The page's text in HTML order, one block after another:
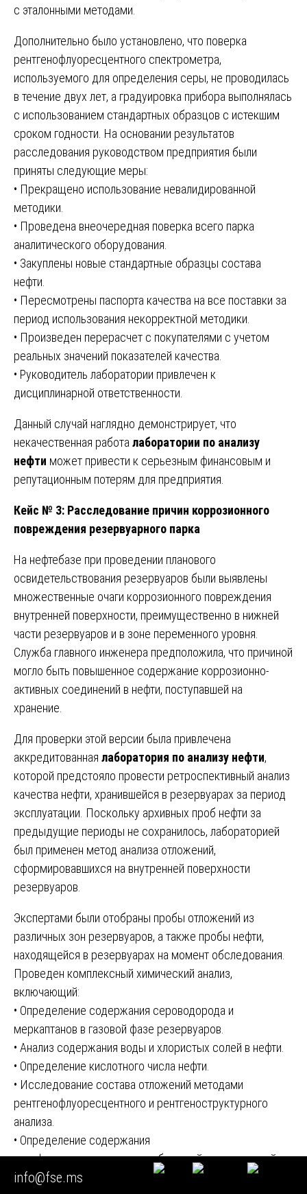
с эталонными методами.
Дополнительно было установлено, что поверка
рентгенофлуоресцентного спектрометра,
используемого для определения серы, не проводилась
в течение двух лет, а градуировка прибора выполнялась
с использованием стандартных образцов с истекшим
сроком годности. На основании результатов
расследования руководством предприятия были
приняты следующие меры:
• Прекращено использование невалидированной
методики.
• Проведена внеочередная поверка всего парка
аналитического оборудования.
• Закуплены новые стандартные образцы состава
нефти.
• Пересмотрены паспорта качества на все поставки за
период использования некорректной методики.
• Произведен перерасчет с покупателями с учетом
реальных значений показателей качества.
• Руководитель лаборатории привлечен к
дисциплинарной ответственности.
Данный случай наглядно демонстрирует, что
некачественная работа лаборатории по анализу
нефти может привести к серьезным финансовым и
репутационным потерям для предприятия.
Кейс № 3: Расследование причин коррозионного
повреждения резервуарного парка
На нефтебазе при проведении планового
освидетельствования резервуаров были выявлены
множественные очаги коррозионного повреждения
внутренней поверхности, преимущественно в нижней
части резервуаров и в зоне переменного уровня.
Служба главного инженера предположила, что причиной
могло быть повышенное содержание коррозионно-
активных соединений в нефти, поступавшей на
хранение.
Для проверки этой версии была привлечена
аккредитованная лаборатория по анализу нефти,
которой предстояло провести ретроспективный анализ
качества нефти, хранившейся в резервуарах за период
эксплуатации. Поскольку архивных проб нефти за
предыдущие периоды не сохранилось, лабораторией
был применен метод анализа отложений,
сформировавшихся на внутренней поверхности
резервуаров.
Экспертами были отобраны пробы отложений из
различных зон резервуаров, а также пробы нефти,
находящейся в резервуарах на момент обследования.
Проведен комплексный химический анализ,
включающий:
• Определение содержания сероводорода и
меркаптанов в газовой фазе резервуаров.
• Анализ содержания воды и хлористых солей в нефти.
• Определение кислотного числа нефти.
• Исследование состава отложений методами
рентгенофлуоресцентного и рентгеноструктурного
анализа.
• Определение содержания
сульфатвосстанавливающих бактерий в подтоварной
воде.
info@fse.ms